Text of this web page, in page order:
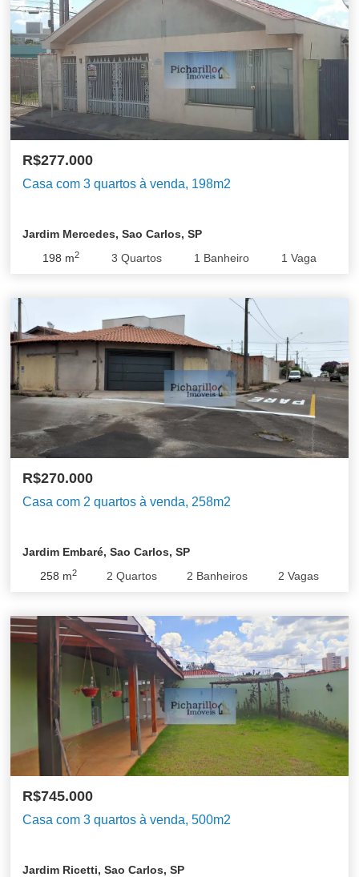
R$277.000
Casa com 3 quartos à venda, 198m2
Jardim Mercedes, Sao Carlos, SP
198 m2 3 Quartos 1 Banheiro 1 Vaga
R$270.000
Casa com 2 quartos à venda, 258m2
Jardim Embaré, Sao Carlos, SP
258 m2 2 Quartos 2 Banheiros 2 Vagas
R$745.000
Casa com 3 quartos à venda, 500m2
Jardim Ricetti, Sao Carlos, SP